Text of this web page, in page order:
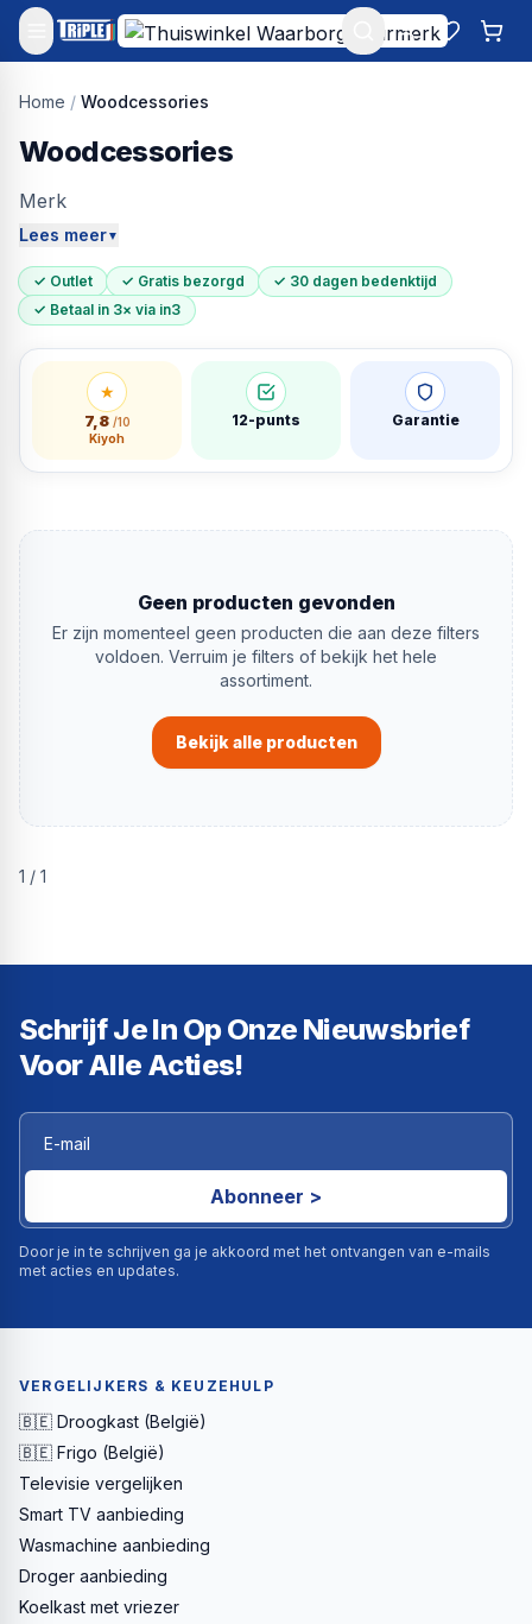
Mijn account
Home / Woodcessories
Woodcessories
Merk
Lees meer▼
✓ Outlet ✓ Gratis bezorgd
✓ 30 dagen bedenktijd
✓ Betaal in 3× via in3
★
7,8/10
Kiyoh
12-punts Garantie
Geen producten gevonden
Er zijn momenteel geen producten die aan deze filters
voldoen. Verruim je filters of bekijk het hele
assortiment.
Bekijk alle producten
1 / 1
Schrijf Je In Op Onze Nieuwsbrief
Voor Alle Acties!
Abonneer >
Door je in te schrijven ga je akkoord met het ontvangen van e-mails
met acties en updates.
VERGELIJKERS & KEUZEHULP
🇧🇪 Droogkast (België)
🇧🇪 Frigo (België)
Televisie vergelijken
Smart TV aanbieding
Wasmachine aanbieding
Droger aanbieding
Koelkast met vriezer